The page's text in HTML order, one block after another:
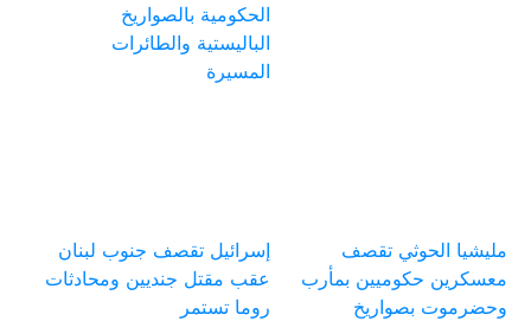
الحكومية بالصواريخ
الباليستية والطائرات
المسيرة
مليشيا الحوثي تقصف
معسكرين حكوميين بمأرب
وحضرموت بصواريخ
إسرائيل تقصف جنوب لبنان
عقب مقتل جنديين ومحادثات
روما تستمر